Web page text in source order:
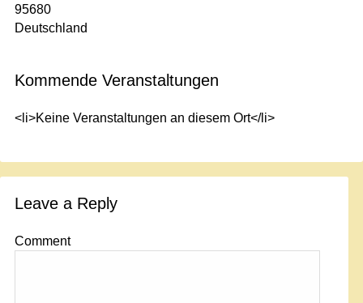
95680
Deutschland
Kommende Veranstaltungen
<li>Keine Veranstaltungen an diesem Ort</li>
Leave a Reply
Comment